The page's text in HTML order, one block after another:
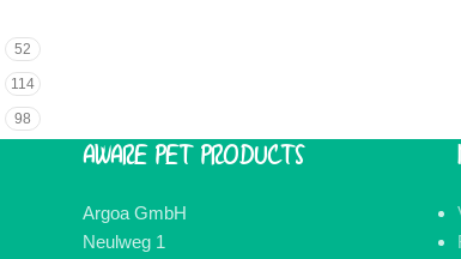
52
114
98
AWARE PET PRODUCTS
Argoa GmbH
Neulweg 1